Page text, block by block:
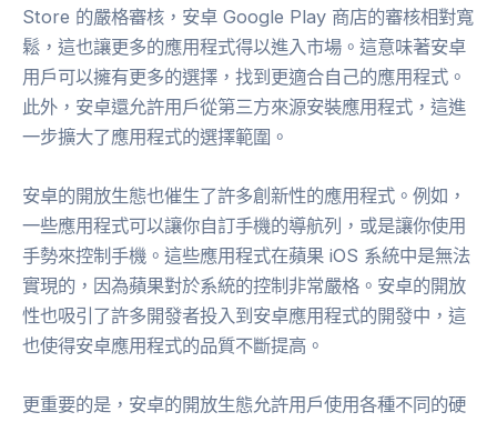
Store 的嚴格審核，安卓 Google Play 商店的審核相對寬
鬆，這也讓更多的應用程式得以進入市場。這意味著安卓
用戶可以擁有更多的選擇，找到更適合自己的應用程式。
此外，安卓還允許用戶從第三方來源安裝應用程式，這進
一步擴大了應用程式的選擇範圍。
安卓的開放生態也催生了許多創新性的應用程式。例如，
一些應用程式可以讓你自訂手機的導航列，或是讓你使用
手勢來控制手機。這些應用程式在蘋果 iOS 系統中是無法
實現的，因為蘋果對於系統的控制非常嚴格。安卓的開放
性也吸引了許多開發者投入到安卓應用程式的開發中，這
也使得安卓應用程式的品質不斷提高。
更重要的是，安卓的開放生態允許用戶使用各種不同的硬